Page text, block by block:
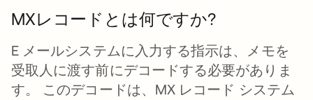
MXレコードとは何ですか?
E メールシステムに入力する指示は、メモを
受取人に渡す前にデコードする必要がありま
す。 このデコードは、MX レコード システム